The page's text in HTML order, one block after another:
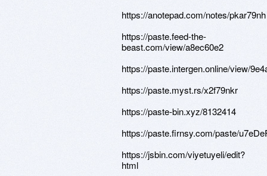
https://anotepad.com/notes/pkar79nh
https://paste.feed-the-
beast.com/view/a8ec60e2
https://paste.intergen.online/view/
https://paste.myst.rs/x2f79nkr
https://paste-bin.xyz/8132414
https://paste.firnsy.com/paste/
https://jsbin.com/viyetuyeli/edit?
html